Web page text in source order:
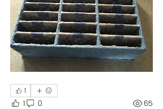
1
1 0 65